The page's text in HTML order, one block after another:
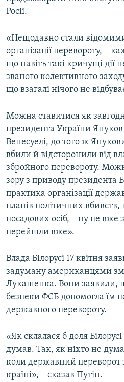
Росії.
«Нещодавно стали
організації перевороту, –
що навіть такі кричущі дії
званого колективного
що взагалі нічого не
Можна ставитися як
президента України
Венесуелі, до того ж
вбили й відсторонили від
збройного перевороту.
зору з приводу президента
практика організації
планів політичних
посадових осіб, – ну це вже
перейшли вже».
Влада Білорусі 17 квітня
задуману американцями
Лукашенка. Вони заявили,
безпеки ФСБ допомогла їм
державного перевороту.
«Як склалася б доля
думав. Так, як ніхто не
коли державний переворот
країні», – сказав Путін.